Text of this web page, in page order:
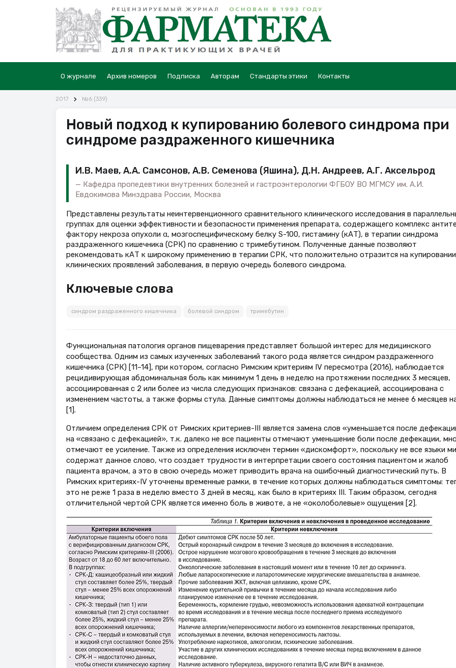
О журнале Архив номеров Подписка Авторам Стандарты этики Контакты
2017 №6 (339)
Новый подход к купированию болевого синдрома при
синдроме раздраженного кишечника
И.В. Маев, А.А. Самсонов, А.В. Семенова (Яшина), Д.Н. Андреев, А.Г. Аксельрод
Кафедра пропедевтики внутренних болезней и гастроэнтерологии ФГБОУ ВО МГМСУ им. А.И.
Евдокимова Минздрава России, Москва
Представлены результаты неинтервенционного сравнительного клинического исследования в
группах для оценки эффективности и безопасности применения препарата, содержащего комплекс
фактору некроза опухоли α, мозгоспецифическому белку S-100, гистамину (кАТ), в терапии синдрома
раздраженного кишечника (СРК) по сравнению с тримебутином. Полученные данные позволяют
рекомендовать кАТ к широкому применению в терапии СРК, что положительно отразится на купировании
клинических проявлений заболевания, в первую очередь болевого синдрома.
Ключевые слова
синдром раздраженного кишечника болевой синдром тримебутин
Функциональная патология органов пищеварения представляет большой интерес для медицинского
сообщества. Одним из самых изученных заболеваний такого рода является синдром раздраженного
кишечника (СРК) [11–14], при котором, согласно Римским критериям IV пересмотра (2016), наблюдается
рецидивирующая абдоминальная боль как минимум 1 день в неделю на протяжении последних 3 месяцев,
ассоциированная с 2 или более из числа следующих признаков: связана с дефекацией, ассоциирована с
изменением частоты, а также формы стула. Данные симптомы должны наблюдаться не менее 6 месяцев
[1].
Отличием определения СРК от Римских критериев-III является замена слов «уменьшается после
на «связано с дефекацией», т.к. далеко не все пациенты отмечают уменьшение боли после дефекации,
отмечают ее усиление. Также из определения исключен термин «дискомфорт», поскольку не все языки
содержат данное слово, что создает трудности в интерпретации своего состояния пациентом и жалоб
пациента врачом, а это в свою очередь может приводить врача на ошибочный диагностический путь. В
Римских критериях-IV уточнены временные рамки, в течение которых должны наблюдаться симптомы:
это не реже 1 раза в неделю вместо 3 дней в месяц, как было в критериях III. Таким образом, сегодня
отличительной чертой СРК является именно боль в животе, а не «околоболевые» ощущения [2].